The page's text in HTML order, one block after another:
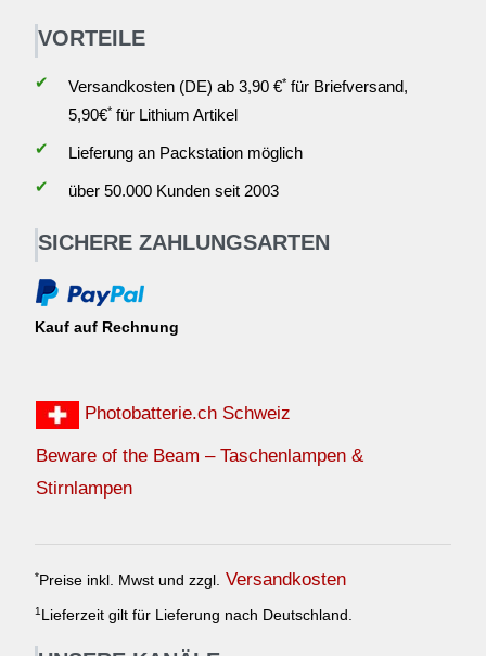
VORTEILE
✔ Versandkosten (DE) ab 3,90 €*für Briefversand,
5,90€*für Lithium Artikel
✔
Lieferung an Packstation möglich
✔
über 50.000 Kunden seit 2003
SICHERE ZAHLUNGSARTEN
Kauf auf Rechnung
Photobatterie.ch Schweiz
Beware of the Beam – Taschenlampen &
Stirnlampen
* Preise inkl. Mwst und zzgl. Versandkosten
1 Lieferzeit gilt für Lieferung nach Deutschland.